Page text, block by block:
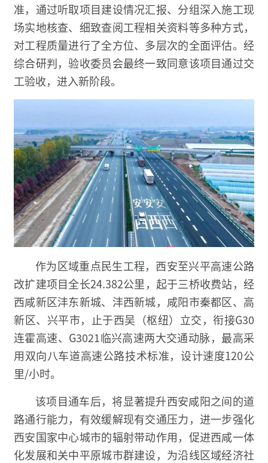
准，通过听取项目建设情况汇报、分组深入施工现
场实地核查、细致查阅工程相关资料等多种方式，
对工程质量进行了全方位、多层次的全面评估。经
综合研判，验收委员会最终一致同意该项目通过交
工验收，进入新阶段。
作为区域重点民生工程，西安至兴平高速公路
改扩建项目全长24.382公里，起于三桥收费站，经
西咸新区沣东新城、沣西新城，咸阳市秦都区、高
新区、兴平市，止于西吴（枢纽）立交，衔接G30
连霍高速、G3021临兴高速两大交通动脉，最高采
用双向八车道高速公路技术标准，设计速度120公
里/小时。
该项目通车后，将显著提升西安咸阳之间的道
路通行能力，有效缓解现有交通压力，进一步强化
西安国家中心城市的辐射带动作用，促进西咸一体
化发展和关中平原城市群建设，为沿线区域经济社